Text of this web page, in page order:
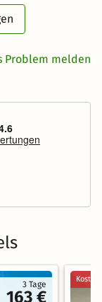
Problem melden
3 Tage
163 €